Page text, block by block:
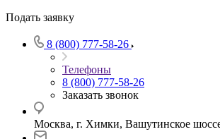
Подать заявку
8 (800) 777-58-26
Телефоны
8 (800) 777-58-26
Заказать звонок
Москва, г. Химки, Вашутинское